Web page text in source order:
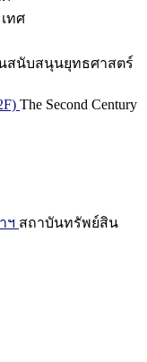
ทศ
สนับสนุนยุทธศาสตร์
The Second Century
ฯ สถาบันทรัพย์สิน